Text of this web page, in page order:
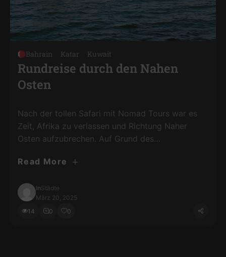
Bahrain Katar Kuwait
Rundreise durch den Nahen
Osten
Nach der tollen Safari mit Nomad Tours war es
Zeit, Afrika zu verlassen und Richtung Naher
Osten aufzubrechen. Auf Grund des
alle Reisenden in Saudi Arabien ab dem 1. Februar
Arabien hat eine neue Impflicht eingeführt für
einen Meningokokken-Impfstoff. Dieser …
Read More
InStädte
März 20, 2025
14
0 0